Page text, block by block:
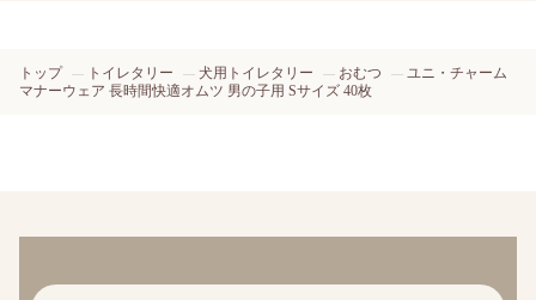
トップ トイレタリー 犬用トイレタリー おむつ
ユニ・チャーム
マナーウェア 長時間快適オムツ 男の子用 Sサイズ 40枚